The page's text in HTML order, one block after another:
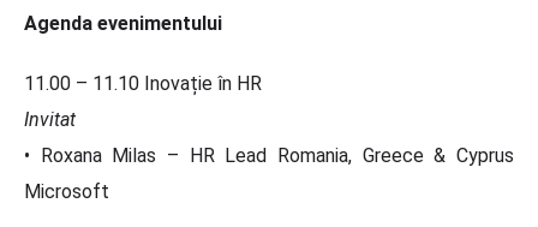
Agenda evenimentului
11.00 – 11.10 Inovație în HR
Invitat
• Roxana Milas – HR Lead Romania, Greece & Cyprus
Microsoft